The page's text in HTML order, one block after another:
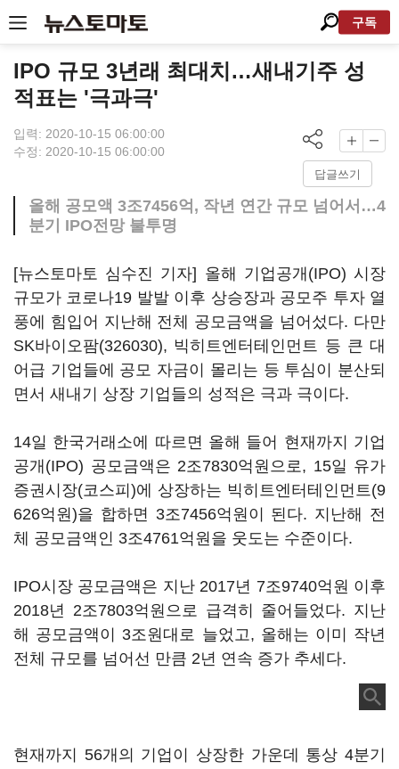
구독
IPO 규모 3년래 최대치…새내기주 성
적표는 '극과극'
입력: 2020-10-15 06:00:00
수정: 2020-10-15 06:00:00
답글쓰기
올해 공모액 3조7456억, 작년 연간 규모 넘어서…4
분기 IPO전망 불투명
[뉴스토마토 심수진 기자] 올해 기업공개(IPO) 시장
규모가 코로나19 발발 이후 상승장과 공모주 투자 열
풍에 힘입어 지난해 전체 공모금액을 넘어섰다. 다만
SK바이오팜(326030), 빅히트엔터테인먼트 등 큰 대
어급 기업들에 공모 자금이 몰리는 등 투심이 분산되
면서 새내기 상장 기업들의 성적은 극과 극이다.
14일 한국거래소에 따르면 올해 들어 현재까지 기업
공개(IPO) 공모금액은 2조7830억원으로, 15일 유가
증권시장(코스피)에 상장하는 빅히트엔터테인먼트(9
626억원)을 합하면 3조7456억원이 된다. 지난해 전
체 공모금액인 3조4761억원을 웃도는 수준이다.
IPO시장 공모금액은 지난 2017년 7조9740억원 이후
2018년 2조7803억원으로 급격히 줄어들었다. 지난
해 공모금액이 3조원대로 늘었고, 올해는 이미 작년
전체 규모를 넘어선 만큼 2년 연속 증가 추세다.
현재까지 56개의 기업이 상장한 가운데 통상 4분기